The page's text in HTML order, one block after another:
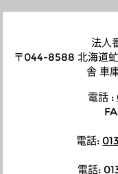
法人
〒044-8588 北海道
舎 車
電話 :
電話:
電話: